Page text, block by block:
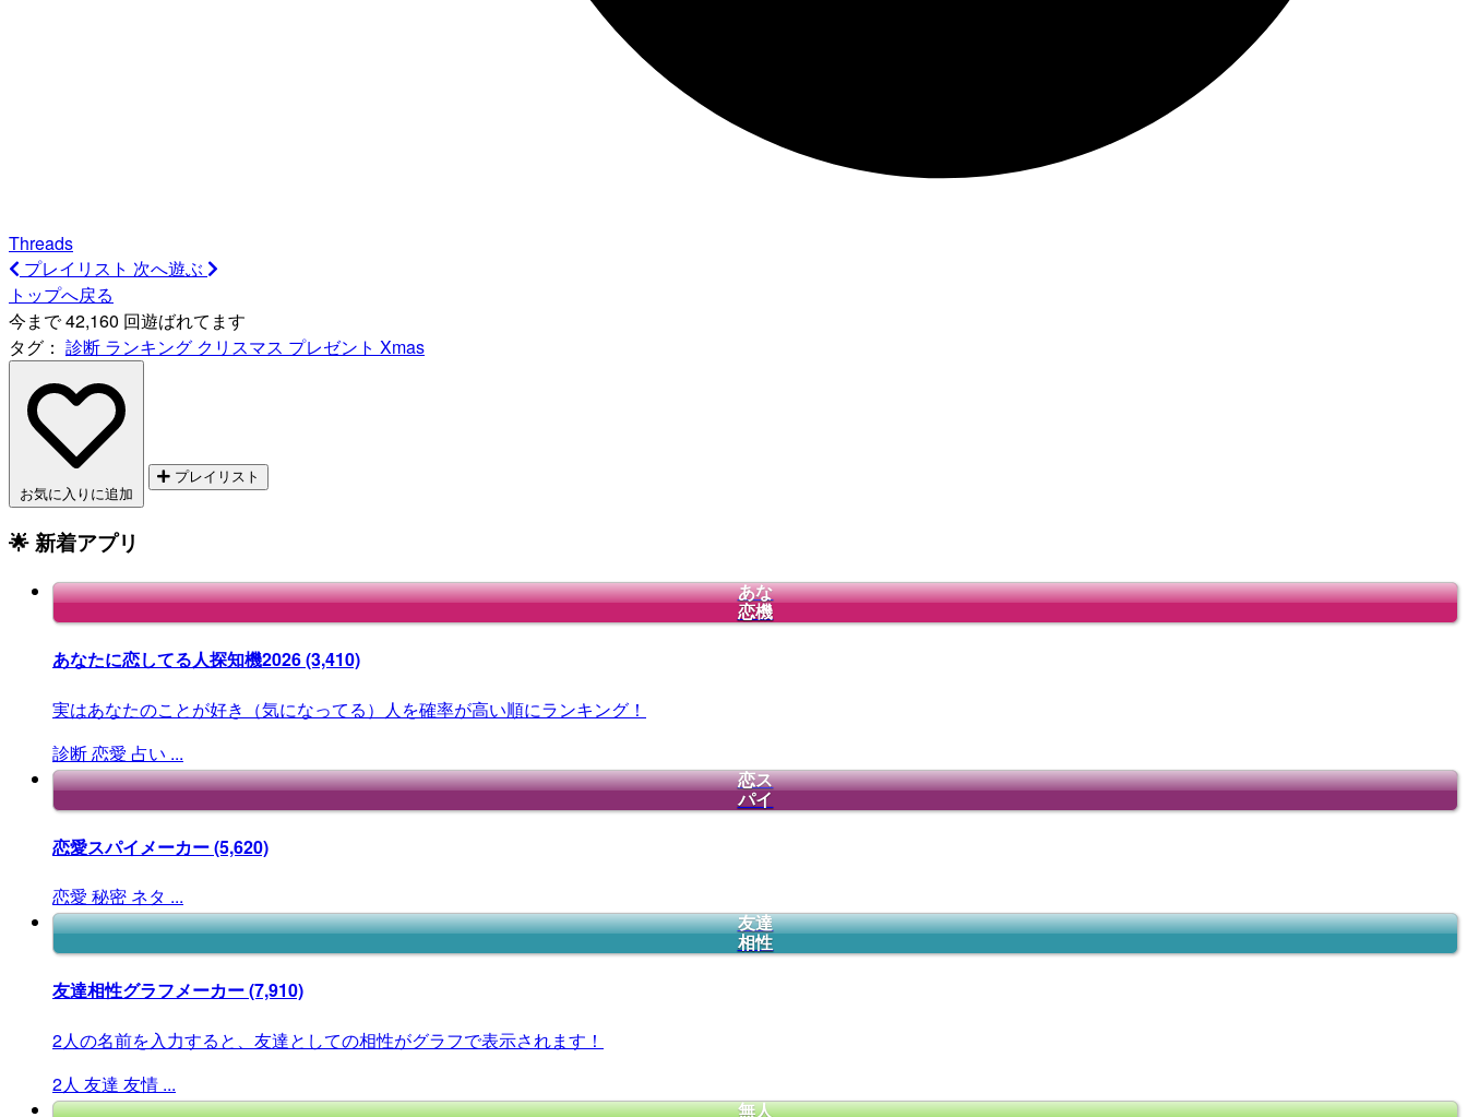
Threads
プレイリスト 次へ遊ぶ
トップへ戻る
今まで 42,160 回遊ばれてます
タグ： 診断 ランキング クリスマス プレゼント Xmas
お気に入りに追加
プレイリスト
🌟 新着アプリ
あな
恋機
あなたに恋してる人探知機2026(3,410)
実はあなたのことが好き（気になってる）人を確率が高い順にランキング！
診断恋愛 占い ...
恋ス
パイ
恋愛スパイメーカー(5,620)
恋愛 秘密 ネタ ...
友達
相性
友達相性グラフメーカー(7,910)
2人の名前を入力すると、友達としての相性がグラフで表示されます！
2人 友達 友情 ...
無人